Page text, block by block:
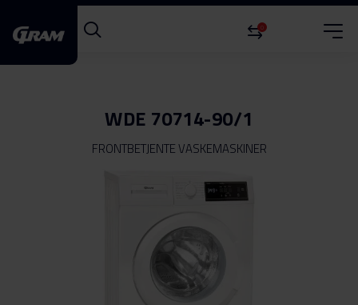
0
WDE 70714-90/1
FRONTBETJENTE VASKEMASKINER